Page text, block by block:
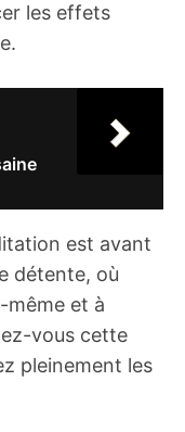
les effets
est avant
détente, où
même et à
vous cette
pleinement les